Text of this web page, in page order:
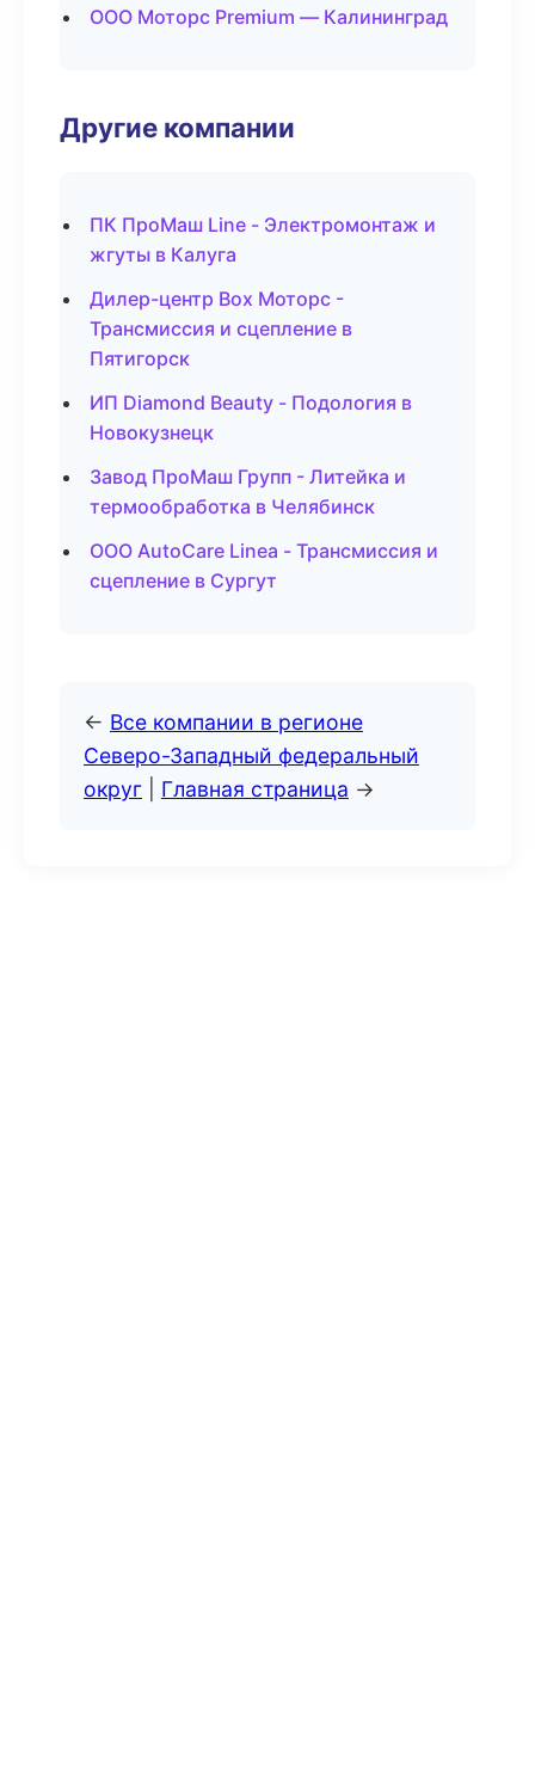
ООО Моторс Premium — Калининград
Другие компании
ПК ПроМаш Line - Электромонтаж и
жгуты в Калуга
Дилер-центр Box Моторс -
Трансмиссия и сцепление в
Пятигорск
ИП Diamond Beauty - Подология в
Новокузнецк
Завод ПроМаш Групп - Литейка и
термообработка в Челябинск
ООО AutoCare Linea - Трансмиссия и
сцепление в Сургут
← Все компании в регионе
Северо-Западный федеральный
округ
Главная страница →